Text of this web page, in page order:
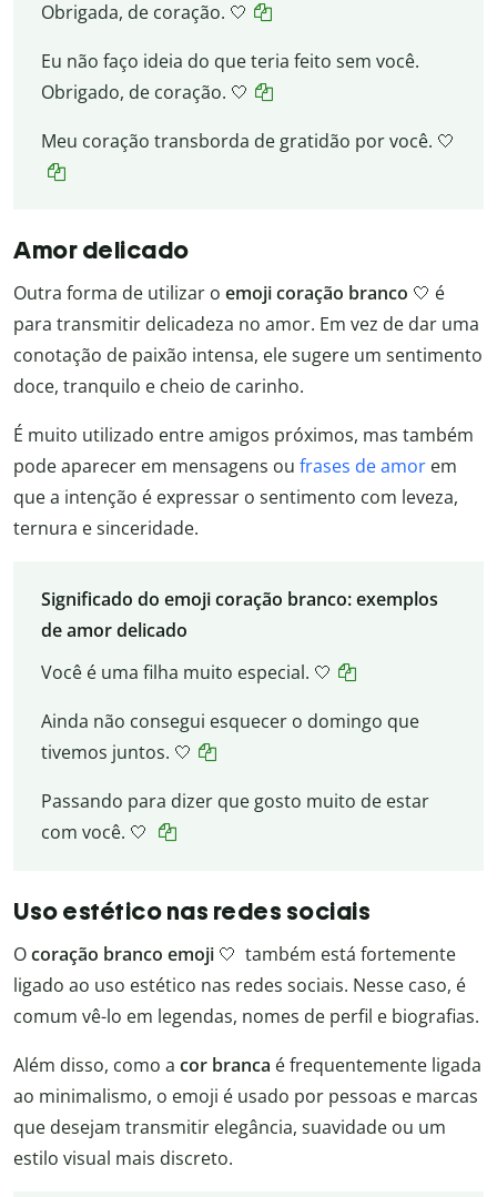
Obrigada, de coração. 🤍
Eu não faço ideia do que teria feito sem você.
Obrigado, de coração. 🤍
Meu coração transborda de gratidão por você. 🤍
Amor delicado
Outra forma de utilizar o emoji coração branco 🤍 é
para transmitir delicadeza no amor. Em vez de dar uma
conotação de paixão intensa, ele sugere um sentimento
doce, tranquilo e cheio de carinho.
É muito utilizado entre amigos próximos, mas também
pode aparecer em mensagens ou frases de amor em
que a intenção é expressar o sentimento com leveza,
ternura e sinceridade.
Significado do emoji coração branco: exemplos
de amor delicado
Você é uma filha muito especial. 🤍
Ainda não consegui esquecer o domingo que
tivemos juntos. 🤍
Passando para dizer que gosto muito de estar
com você. 🤍
Uso estético nas redes sociais
Ocoração branco emoji 🤍 também está fortemente
ligado ao uso estético nas redes sociais. Nesse caso, é
comum vê-lo em legendas, nomes de perfil e biografias.
Além disso, como a cor branca é frequentemente ligada
ao minimalismo, o emoji é usado por pessoas e marcas
que desejam transmitir elegância, suavidade ou um
estilo visual mais discreto.